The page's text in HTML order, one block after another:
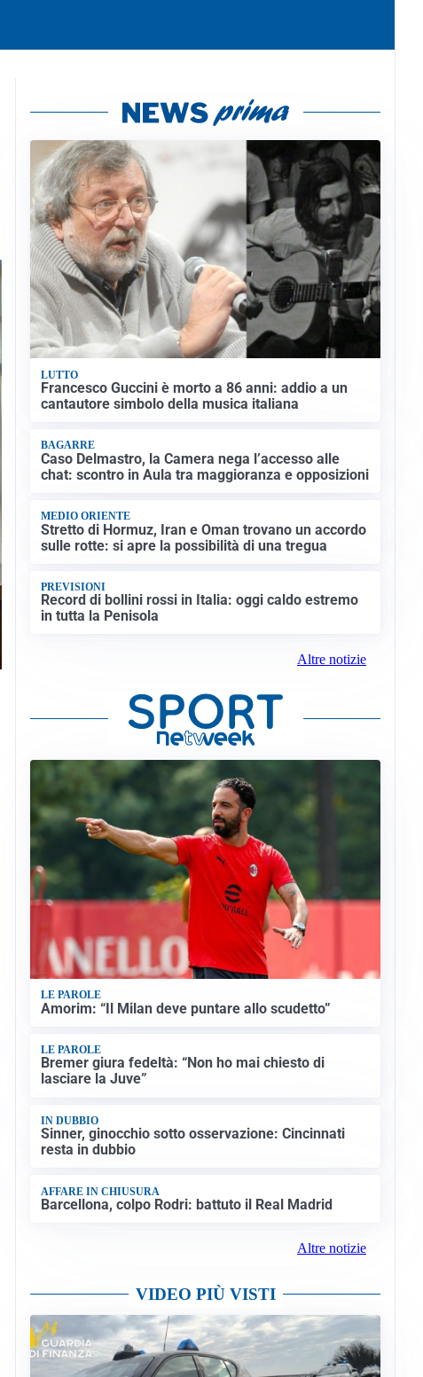
LUTTO
Francesco Guccini è morto a 86 anni: addio a un
cantautore simbolo della musica italiana
BAGARRE
Caso Delmastro, la Camera nega l’accesso alle
chat: scontro in Aula tra maggioranza e opposizioni
MEDIO ORIENTE
Stretto di Hormuz, Iran e Oman trovano un accordo
sulle rotte: si apre la possibilità di una tregua
PREVISIONI
Record di bollini rossi in Italia: oggi caldo estremo
in tutta la Penisola
Altre notizie
LE PAROLE
Amorim: “Il Milan deve puntare allo scudetto”
LE PAROLE
Bremer giura fedeltà: “Non ho mai chiesto di
lasciare la Juve”
IN DUBBIO
Sinner, ginocchio sotto osservazione: Cincinnati
resta in dubbio
AFFARE IN CHIUSURA
Barcellona, colpo Rodri: battuto il Real Madrid
Altre notizie
VIDEO PIÙ VISTI